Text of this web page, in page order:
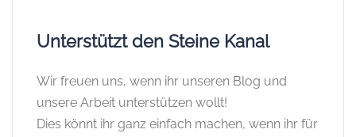
Unterstützt den Steine Kanal
Wir freuen uns, wenn ihr unseren Blog und
unsere Arbeit unterstützen wollt!
Dies könnt ihr ganz einfach machen, wenn ihr für